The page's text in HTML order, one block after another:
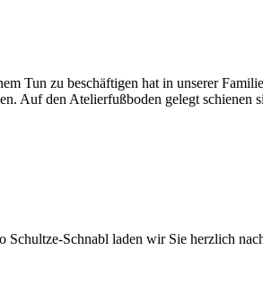
Tun zu beschäftigen hat in unserer
Auf den Atelierfußboden gelegt schienen
Schnabl laden wir Sie herzlich